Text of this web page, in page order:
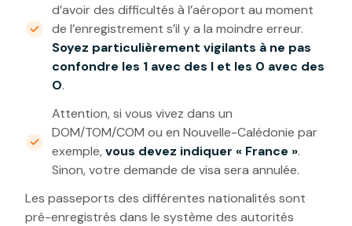
d’avoir des difficultés à l’aéroport au moment
de l’enregistrement s’il y a la moindre erreur.
Soyez particulièrement vigilants à ne pas
confondre les 1 avec des I et les 0 avec des
O.
Attention, si vous vivez dans un
DOM/TOM/COM ou en Nouvelle-Calédonie par
exemple,vous devez indiquer « France ».
Sinon, votre demande de visa sera annulée.
Les passeports des différentes nationalités sont
pré-enregistrés dans le système des autorités